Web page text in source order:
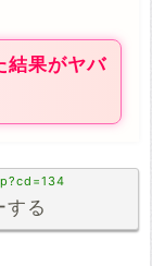
結果がヤバ
する